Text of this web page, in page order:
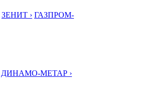
ЗЕНИТ › ГАЗПРОМ-
ДИНАМО-МЕТАР ›